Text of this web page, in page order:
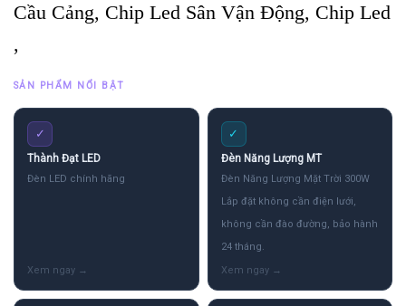
Cầu Cảng, Chip Led Sân Vận Động, Chip Led
,
SẢN PHẨM NỔI BẬT
✓
Thành Đạt LED
Đèn LED chính hãng
✓
Đèn Năng Lượng MT
Đèn Năng Lượng Mặt Trời 300W
Lắp đặt không cần điện lưới,
không cần đào đường, bảo hành
24 tháng.